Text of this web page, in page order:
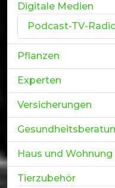
Digitale Medien
Podcast-TV-
Pflanzen
Experten
Versicherungen
Haus und Wohnung
Tierzubehör